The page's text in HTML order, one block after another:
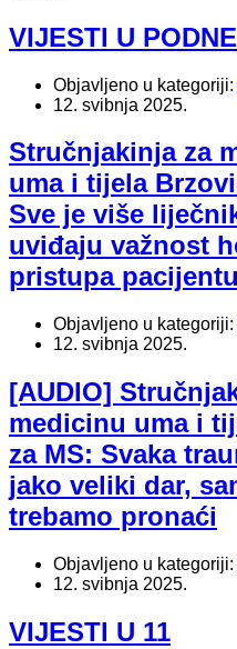
VIJESTI U PODNE
Objavljeno u kategoriji:
12. svibnja 2025.
Stručnjakinja za
uma i tijela
Sve je više
uviđaju važnost
pristupa pacijentu
Objavljeno u kategoriji:
12. svibnja 2025.
[AUDIO]
medicinu uma i
za MS: Svaka
jako veliki dar,
trebamo pronaći
Objavljeno u kategoriji:
12. svibnja 2025.
VIJESTI U 11